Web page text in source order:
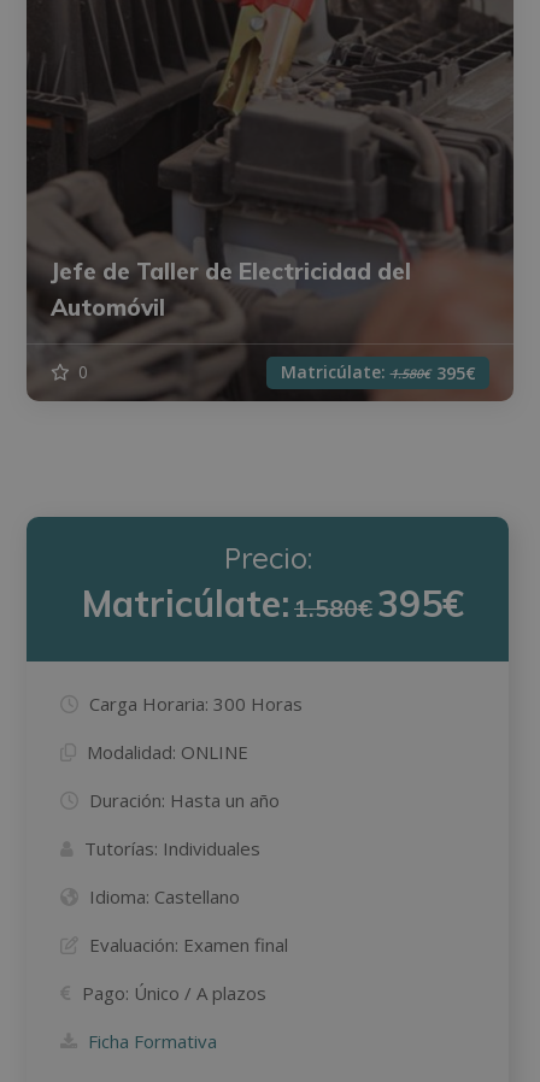
Jefe de Taller de Electricidad del
Automóvil
0 Matricúlate:1.580€ 395€
Precio:
Matricúlate:1.580€ 395€
Carga Horaria: 300 Horas
Modalidad: ONLINE
Duración: Hasta un año
Tutorías: Individuales
Idioma: Castellano
Evaluación: Examen final
Pago: Único / A plazos
Ficha Formativa